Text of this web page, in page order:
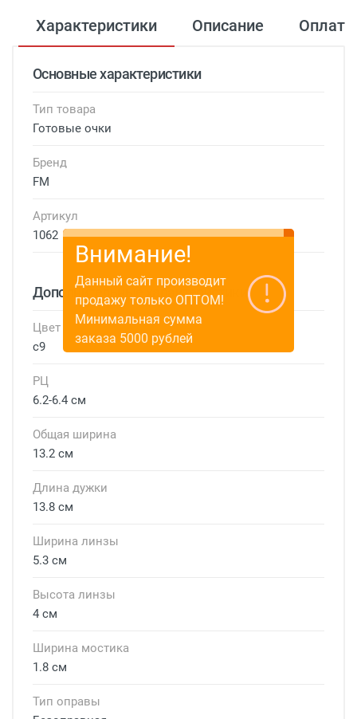
Характеристики Описание Оплата
Основные характеристики
Тип товара
Готовые очки
Бренд
FM
Артикул
1062
Дополнительные характеристики
Цвет
c9
РЦ
6.2-6.4 см
Общая ширина
13.2 см
Длина дужки
13.8 см
Ширина линзы
5.3 см
Высота линзы
4 см
Ширина мостика
1.8 см
Тип оправы
Внимание!
Данный сайт производит
продажу только ОПТОМ!
Минимальная сумма
заказа 5000 рублей